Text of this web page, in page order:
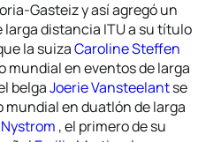
Gasteiz y así agregó un
distancia ITU a su título
la suizaCaroline Steffen
mundial en eventos de larga
belgaJoerie Vansteelantse
en duatlón de larga
, el primero de su